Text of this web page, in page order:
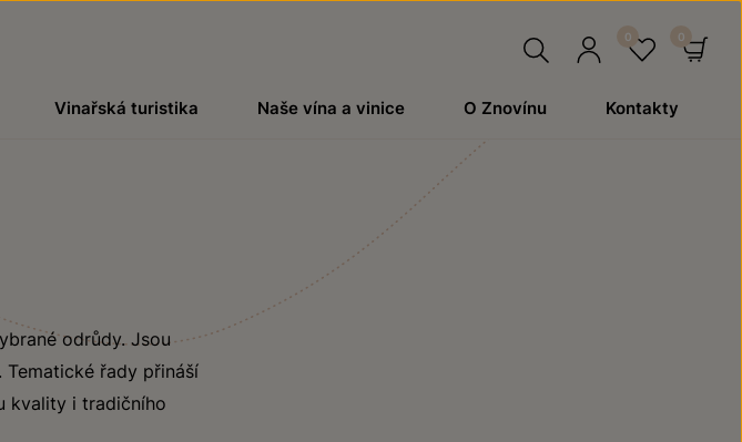
Vinařská turistika Naše vína a vinice O Znovínu Kontakty
odrůdy. Jsou
řady přináší
kvality i tradičního